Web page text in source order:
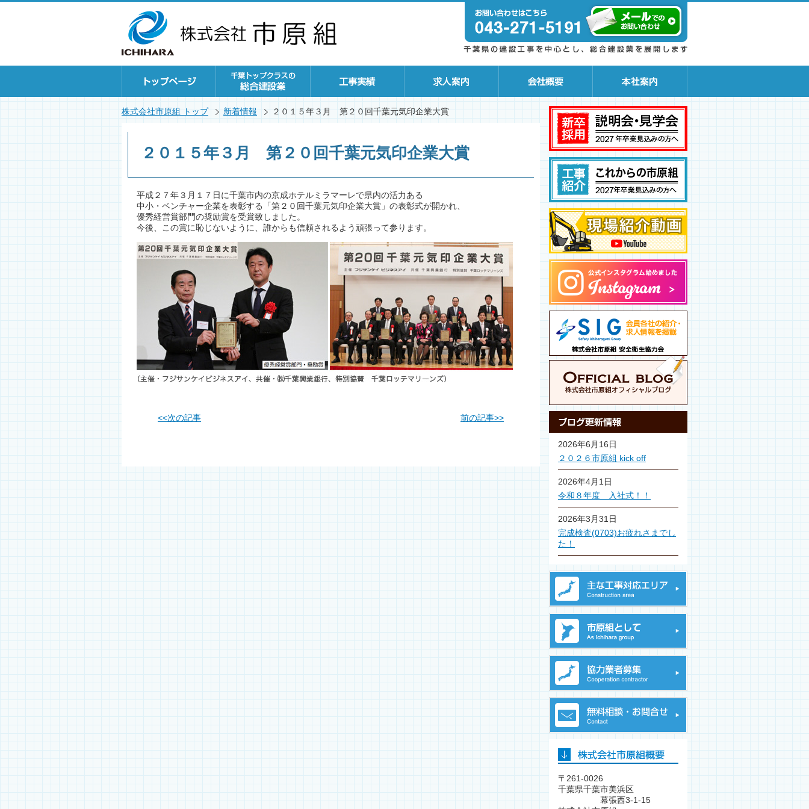
株式会社市原組 トップ 新着情報 ２０１５年３月 第２０回千葉元気印企業大賞
２０１５年３月 第２０回千葉元気印企業大賞
平成２７年３月１７日に千葉市内の京成ホテルミラマーレで県内の活力ある
中小・ベンチャー企業を表彰する「第２０回千葉元気印企業大賞」の表彰式が開かれ、
優秀経営賞部門の奨励賞を受賞致しました。
今後、この賞に恥じないように、誰からも信頼されるよう頑張って参ります。
<<次の記事 前の記事>>
2026年6月16日
２０２６市原組 kick off
2026年4月1日
令和８年度 入社式！！
2026年3月31日
完成検査(0703)お疲れさまでし
た！
〒261-0026
千葉県千葉市美浜区
幕張西3-1-15